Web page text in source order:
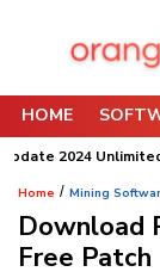
HOME
Unlimited
Home / Mining
Download
Free Patch